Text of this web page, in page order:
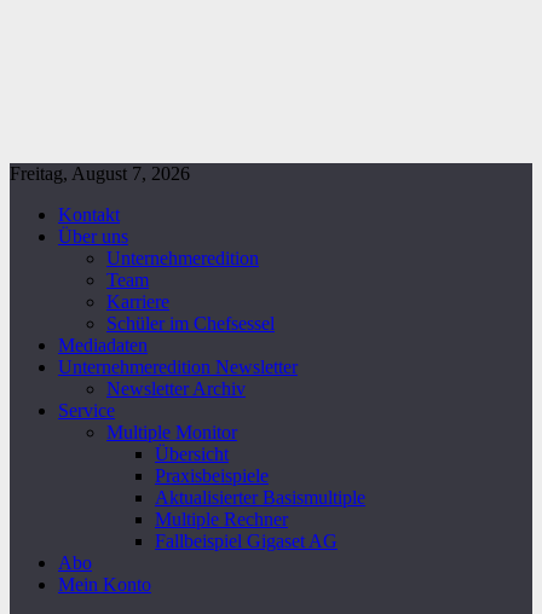
Freitag, August 7, 2026
Kontakt
Über uns
Unternehmeredition
Team
Karriere
Schüler im Chefsessel
Mediadaten
Unternehmeredition Newsletter
Newsletter Archiv
Service
Multiple Monitor
Übersicht
Praxisbeispiele
Aktualisierter Basismultiple
Multiple Rechner
Fallbeispiel Gigaset AG
Abo
Mein Konto